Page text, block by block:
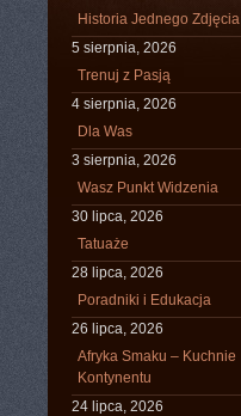
Historia Jednego Zdjęcia
5 sierpnia, 2026
Trenuj z Pasją
4 sierpnia, 2026
Dla Was
3 sierpnia, 2026
Wasz Punkt Widzenia
30 lipca, 2026
Tatuaże
28 lipca, 2026
Poradniki i Edukacja
26 lipca, 2026
Afryka Smaku – Kuchnie
Kontynentu
24 lipca, 2026